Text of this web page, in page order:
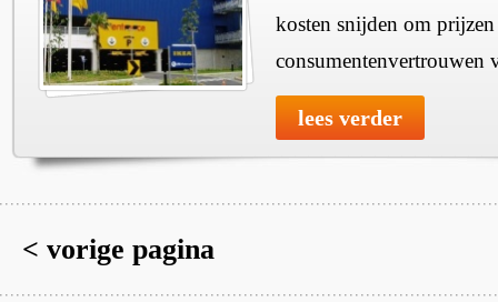
kosten snijden om
consumentenvertrouwen
lees verder
< vorige pagina